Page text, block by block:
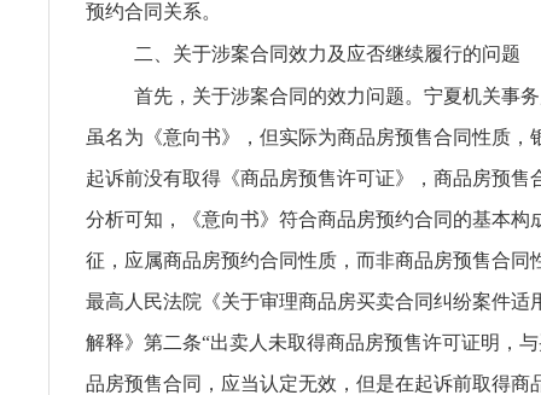
预约合同关系。
二、关于涉案合同效力及应否继续履行的问题
首先，关于涉案合同的效力问题。宁夏机关事
虽名为《意向书》，但实际为商品房预售合同性质，
起诉前没有取得《商品房预售许可证》，商品房预售
分析可知，《意向书》符合商品房预约合同的基本构
征，应属商品房预约合同性质，而非商品房预售合同
最高人民法院《关于审理商品房买卖合同纠纷案件适
解释》第二条“出卖人未取得商品房预售许可证明，
品房预售合同，应当认定无效，但是在起诉前取得商